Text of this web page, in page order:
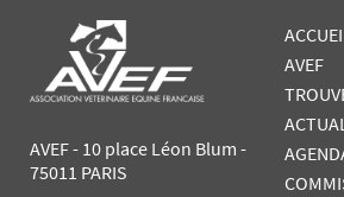
AVEF - 10 place Léon Blum -
75011 PARIS
AVEF